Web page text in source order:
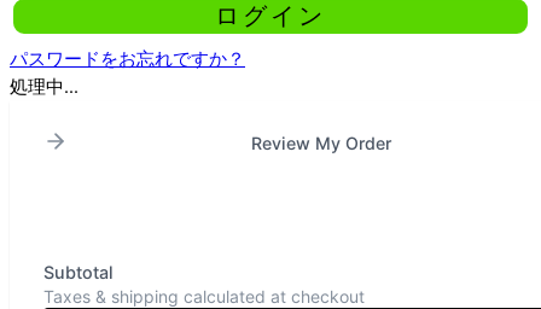
パスワードをお忘れですか？
処理中...
Review My Order
Subtotal
Taxes & shipping calculated at checkout